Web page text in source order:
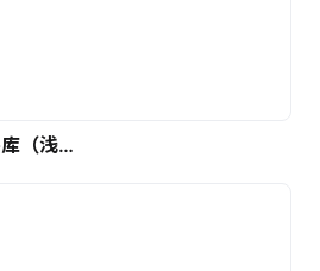
微信小程序WeUI 组件库（浅色）| 免费UI设计素材